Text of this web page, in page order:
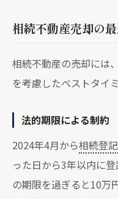
相続不動産売却の
相続不動産の売却には
を考慮したベストタイ
法的期限による制約
2024年4月から相続登記
った日から3年以内に
の期限を過ぎると10万